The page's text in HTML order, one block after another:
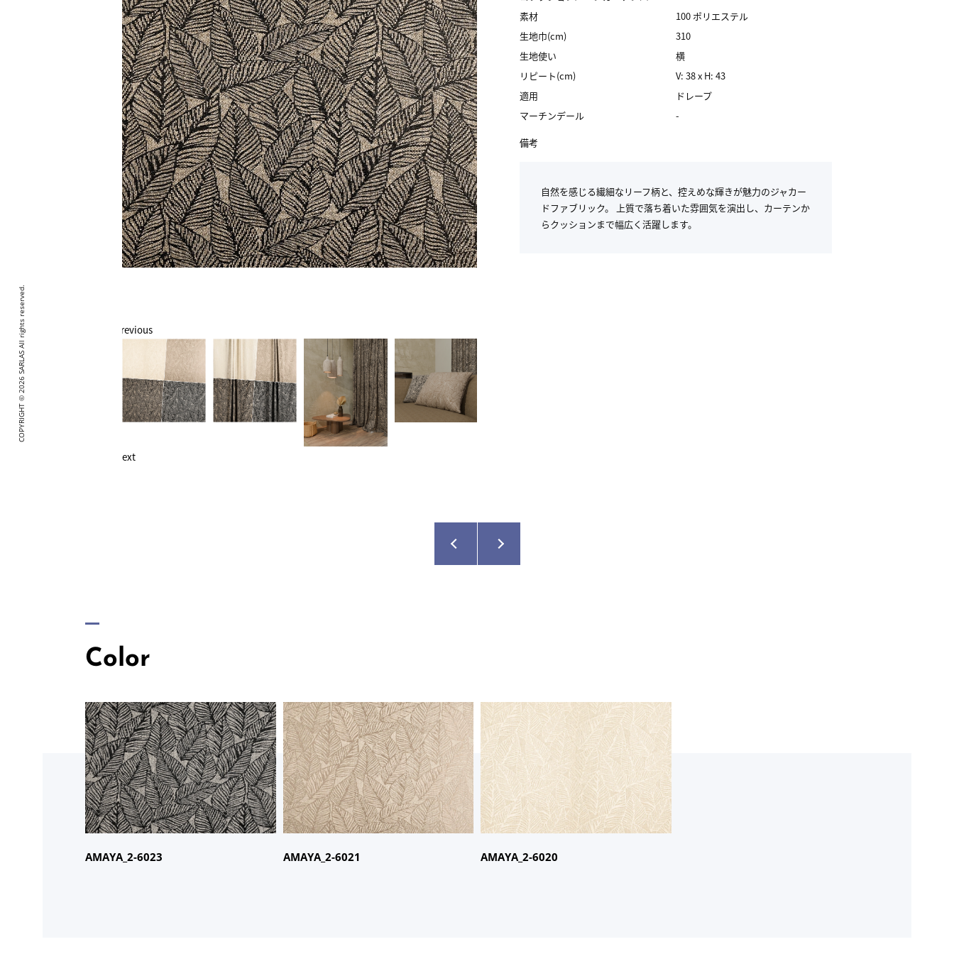
Previous
Next
素材
100 ポリエステル
生地巾(cm)
310
生地使い
横
リピート(cm)
V: 38 x H: 43
適用
ドレープ
マーチンデール
-
備考
自然を感じる繊細なリーフ柄と、控えめな輝きが魅力のジャカー
ドファブリック。 上質で落ち着いた雰囲気を演出し、カーテンか
らクッションまで幅広く活躍します。
Color
商品名：AMAYA
品番：2-6023
AMAYA_2-6023
商品名：AMAYA
品番：2-6021
AMAYA_2-6021
商品名： AMAYA
品番：2-6020
AMAYA_2-6020
COPYRIGHT ©
2026
SARLAS All rights reserved.